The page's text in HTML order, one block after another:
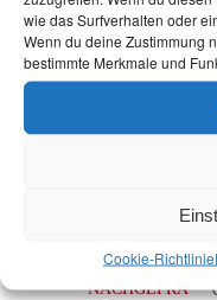
wie das Surfverhalten oder
Wenn du deine Zustimmung
bestimmte Merkmale und
Cookie-Richtlinie
HE
AUSWERTUN
G
NACHGEFRA